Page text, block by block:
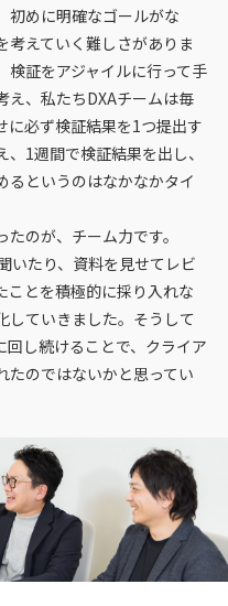
初めに明確なゴールがな
考えていく難しさがありま
検証をアジャイルに行って手
え、私たちDXAチームは毎
に必ず検証結果を1つ提出す
1週間で検証結果を出し、
るというのはなかなかタイ
のが、チーム力です。
たり、資料を見せてレビ
ことを積極的に採り入れな
していきました。そうして
回し続けることで、クライア
たのではないかと思ってい